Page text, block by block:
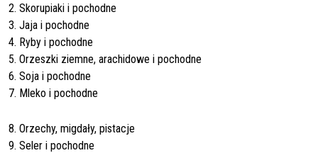
2. Skorupiaki i pochodne
3. Jaja i pochodne
4. Ryby i pochodne
5. Orzeszki ziemne, arachidowe i pochodne
6. Soja i pochodne
7. Mleko i pochodne
8. Orzechy, migdały, pistacje
9. Seler i pochodne